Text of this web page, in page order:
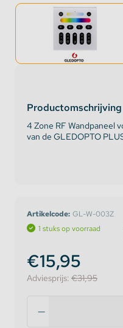
Productomschrijving
4 Zone RF Wandpaneel
van de GLEDOPTO
Artikelcode: GL-W-003Z
1 stuks op voorraad
€15,95
Adviesprijs: €31,95